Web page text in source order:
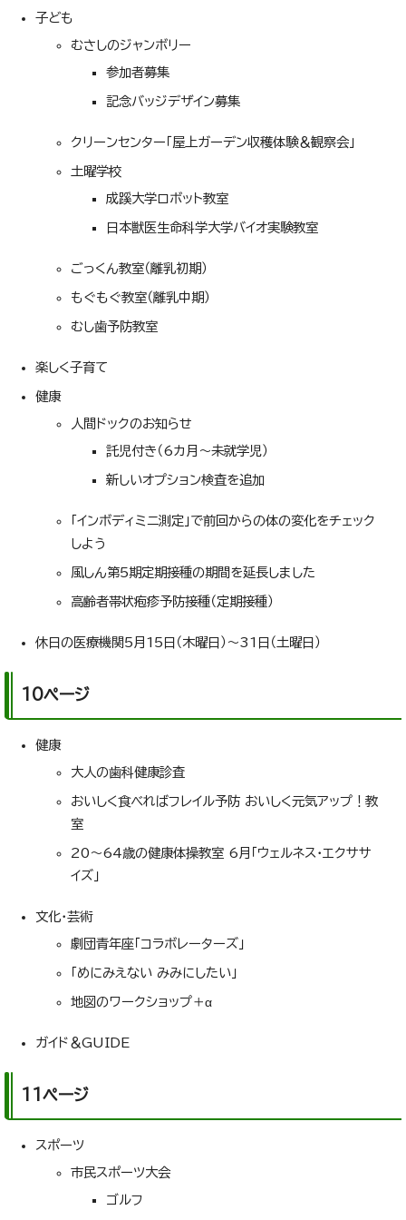
子ども
むさしのジャンボリー
参加者募集
記念バッジデザイン募集
クリーンセンター「屋上ガーデン収穫体験＆観察会」
土曜学校
成蹊大学ロボット教室
日本獣医生命科学大学バイオ実験教室
ごっくん教室（離乳初期）
もぐもぐ教室（離乳中期）
むし歯予防教室
楽しく子育て
健康
人間ドックのお知らせ
託児付き（6カ月～未就学児）
新しいオプション検査を追加
「インボディミニ測定」で前回からの体の変化をチェック
しよう
風しん第5期定期接種の期間を延長しました
高齢者帯状疱疹予防接種（定期接種）
休日の医療機関5月15日（木曜日）～31日（土曜日）
10ページ
健康
大人の歯科健康診査
おいしく食べればフレイル予防 おいしく元気アップ！教
室
20～64歳の健康体操教室 6月「ウェルネス・エクササ
イズ」
文化・芸術
劇団青年座「コラボレーターズ」
「めにみえない みみにしたい」
地図のワークショップ＋α
ガイド＆GUIDE
11ページ
スポーツ
市民スポーツ大会
ゴルフ